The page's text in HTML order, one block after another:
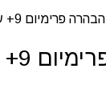
9+ שוורצקופף 450 גרם
450 גרם